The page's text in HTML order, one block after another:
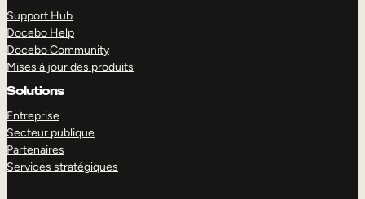
Support Hub
Docebo Help
Docebo Community
Mises à jour des produits
Solutions
Entreprise
Secteur publique
Partenaires
Services stratégiques